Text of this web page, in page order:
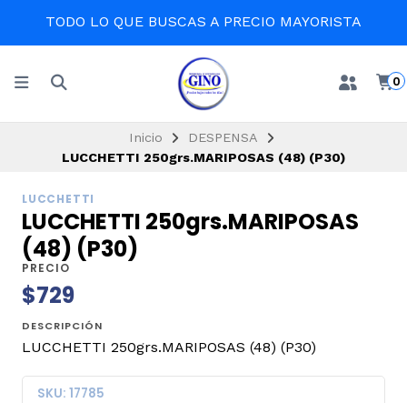
TODO LO QUE BUSCAS A PRECIO MAYORISTA
0
Inicio
DESPENSA
LUCCHETTI 250grs.MARIPOSAS (48) (P30)
LUCCHETTI
LUCCHETTI 250grs.MARIPOSAS
(48) (P30)
PRECIO
$729
DESCRIPCIÓN
LUCCHETTI 250grs.MARIPOSAS (48) (P30)
SKU: 17785